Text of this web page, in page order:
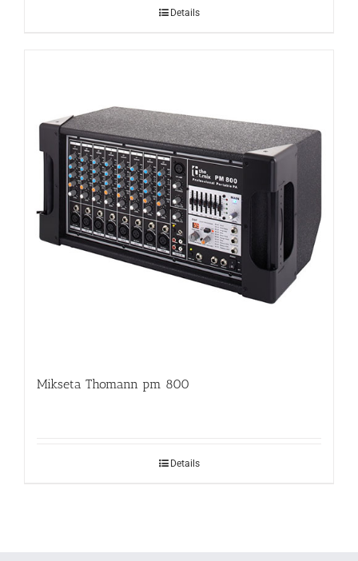
Details
Mikseta Thomann pm 800
Details